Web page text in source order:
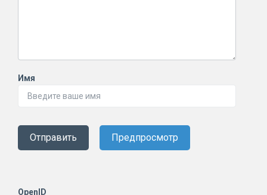
Имя
Отправить Предпросмотр
OpenID